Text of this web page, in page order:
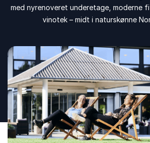
med nyrenoveret underetage, moderne
vinotek – midt i naturskønne